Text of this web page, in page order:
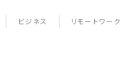
ビジネス リモートワーク